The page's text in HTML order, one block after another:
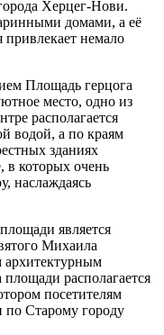
Херцег-Нови.
домами, а её
привлекает немало
Площадь герцога
место, одно из
располагается
водой, а по краям
зданиях
в которых очень
наслаждаясь
является
Михаила
располагается
посетителям
по Старому городу